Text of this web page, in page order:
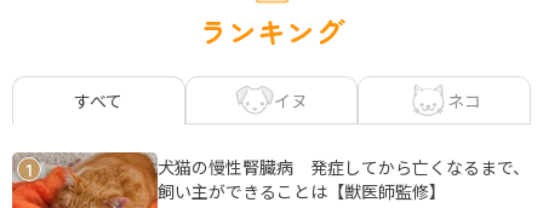
ランキング
すべて イヌ ネコ
1
犬猫の慢性腎臓病 発症してから亡くなるまで、
飼い主ができることは【獣医師監修】